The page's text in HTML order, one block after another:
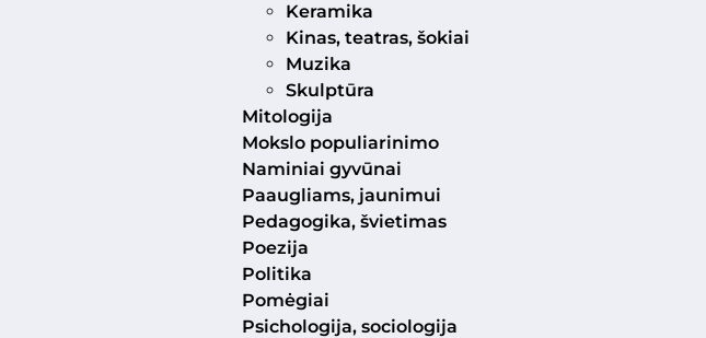
Keramika
Kinas, teatras, šokiai
Muzika
Skulptūra
Mitologija
Mokslo populiarinimo
Naminiai gyvūnai
Paaugliams, jaunimui
Pedagogika, švietimas
Poezija
Politika
Pomėgiai
Psichologija, sociologija